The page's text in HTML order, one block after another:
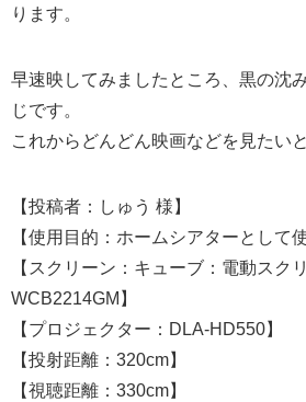
ります。
早速映してみましたところ、黒の沈
じです。
これからどんどん映画などを見たい
【投稿者：しゅう 様】
【使用目的：ホームシアターとして使
【スクリーン：キューブ：電動スク
WCB2214GM】
【プロジェクター：DLA-HD550】
【投射距離：320cm】
【視聴距離：330cm】